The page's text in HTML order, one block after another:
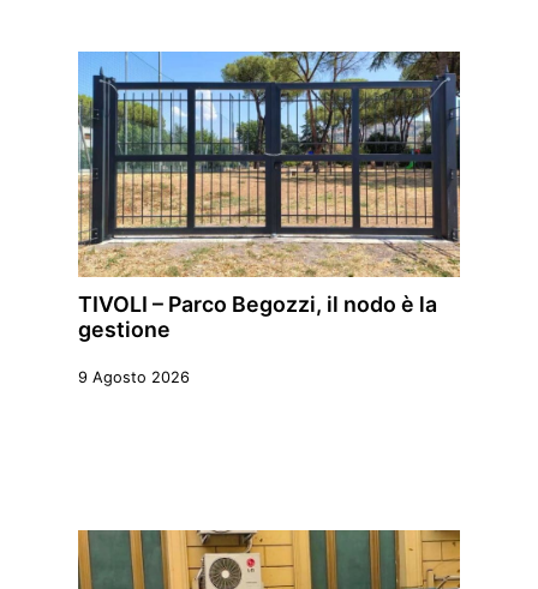
TIVOLI – Parco Begozzi, il nodo è la
gestione
9 Agosto 2026